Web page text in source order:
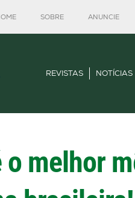
SOBRE ANUNCIE
REVISTAS NOTÍCIAS
o melhor